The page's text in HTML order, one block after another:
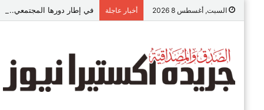
السبت, أغسطس 8 2026 أخبار عاجلة في إطار دورها المجتمعي.. “VIP للمقاولات” ببني سويف تطلق مبادرة “تعالي أقدم على تصالح” بالمجان